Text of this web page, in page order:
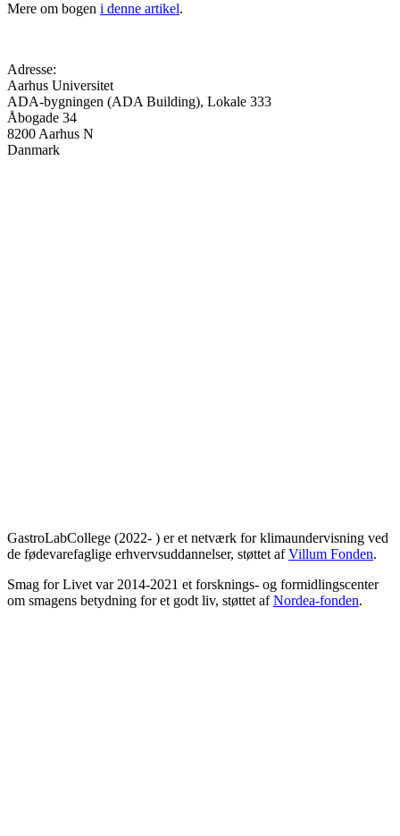
Mere om bogen i denne artikel.
Adresse:
Aarhus Universitet
ADA-bygningen (ADA Building), Lokale 333
Åbogade 34
8200 Aarhus N
Danmark
GastroLabCollege (2022- ) er et netværk for klimaundervisning ved
de fødevarefaglige erhvervsuddannelser, støttet afVillum Fonden.
Smag for Livet var 2014-2021 et forsknings- og formidlingscenter
om smagens betydning for et godt liv, støttet afNordea-fonden.